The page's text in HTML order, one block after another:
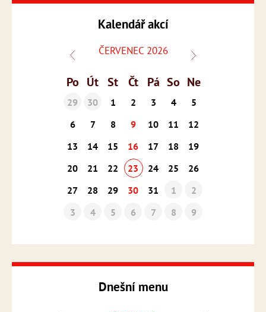
Kalendář akcí
ČERVENEC 2026
Po Út St Čt Pá So Ne
29 30 1 2 3 4
5
6
7 8 9 10 11
12
13
14 15 16 17 18
19
20
21 22 23 24 25
26
27
28 29 30 31 1
2
3
4 5 6 7 8 9
Dnešní menu